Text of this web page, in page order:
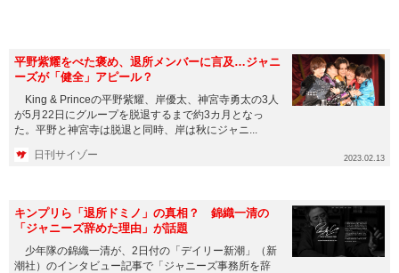
平野紫耀をべた褒め、退所メンバーに言及…ジャニ
ーズが「健全」アピール？
King & Princeの平野紫耀、岸優太、神宮寺勇太の3人
が5月22日にグループを脱退するまで約3カ月となっ
た。平野と神宮寺は脱退と同時、岸は秋にジャニ...
日刊サイゾー 2023.02.13
キンプリら「退所ドミノ」の真相？ 錦織一清の
「ジャニーズ辞めた理由」が話題
少年隊の錦織一清が、2日付の「デイリー新潮」（新
潮社）のインタビュー記事で「ジャニーズ事務所を辞